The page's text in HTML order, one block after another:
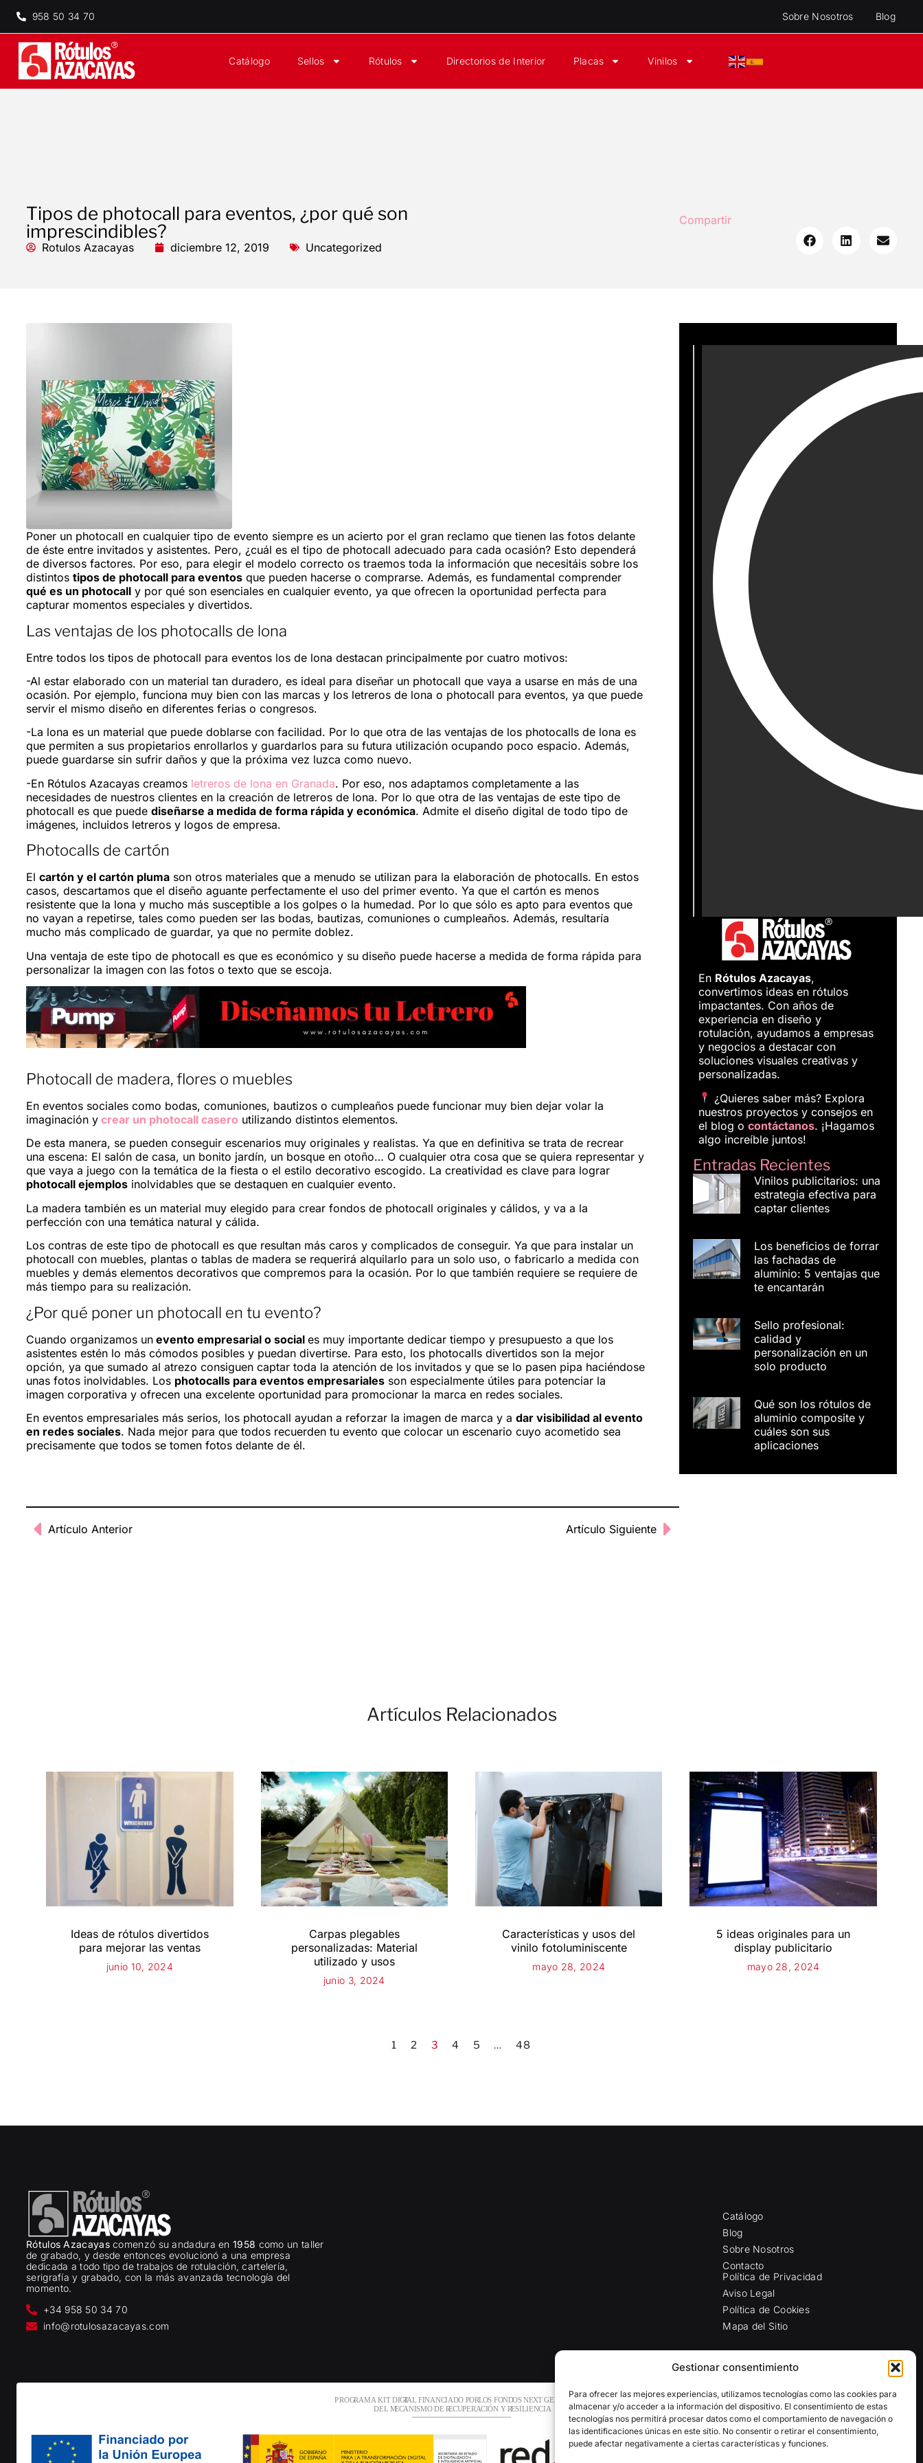
Gestionar consentimiento
Para ofrecer las mejores experiencias, utilizamos tecnologías como las cookies para
almacenar y/o acceder a la información del dispositivo. El consentimiento de estas
tecnologías nos permitirá procesar datos como el comportamiento de navegación o
las identificaciones únicas en este sitio. No consentir o retirar el consentimiento,
puede afectar negativamente a ciertas características y funciones.
Sobre Nosotros Blog
958 50 34 70
Catálogo Sellos Rótulos Directorios de Interior Placas Vinilos
Tipos de photocall para eventos, ¿por qué son
imprescindibles?
Rotulos Azacayas diciembre 12, 2019 Uncategorized
Compartir
Poner un photocall en cualquier tipo de evento siempre es un acierto por el gran reclamo que tienen las fotos delante
de éste entre invitados y asistentes. Pero, ¿cuál es el tipo de photocall adecuado para cada ocasión? Esto dependerá
de diversos factores. Por eso, para elegir el modelo correcto os traemos toda la información que necesitáis sobre los
distintos tipos de photocall para eventos que pueden hacerse o comprarse. Además, es fundamental comprender
qué es un photocall y por qué son esenciales en cualquier evento, ya que ofrecen la oportunidad perfecta para
capturar momentos especiales y divertidos.
Las ventajas de los photocalls de lona
Entre todos los tipos de photocall para eventos los de lona destacan principalmente por cuatro motivos:
-Al estar elaborado con un material tan duradero, es ideal para diseñar un photocall que vaya a usarse en más de una
ocasión. Por ejemplo, funciona muy bien con las marcas y los letreros de lona o photocall para eventos, ya que puede
servir el mismo diseño en diferentes ferias o congresos.
-La lona es un material que puede doblarse con facilidad. Por lo que otra de las ventajas de los photocalls de lona es
que permiten a sus propietarios enrollarlos y guardarlos para su futura utilización ocupando poco espacio. Además,
puede guardarse sin sufrir daños y que la próxima vez luzca como nuevo.
-En Rótulos Azacayas creamos letreros de lona en Granada. Por eso, nos adaptamos completamente a las
necesidades de nuestros clientes en la creación de letreros de lona. Por lo que otra de las ventajas de este tipo de
photocall es que puede diseñarse a medida de forma rápida y económica. Admite el diseño digital de todo tipo de
imágenes, incluidos letreros y logos de empresa.
Photocalls de cartón
El cartón y el cartón pluma son otros materiales que a menudo se utilizan para la elaboración de photocalls. En estos
casos, descartamos que el diseño aguante perfectamente el uso del primer evento. Ya que el cartón es menos
resistente que la lona y mucho más susceptible a los golpes o la humedad. Por lo que sólo es apto para eventos que
no vayan a repetirse, tales como pueden ser las bodas, bautizas, comuniones o cumpleaños. Además, resultaría
mucho más complicado de guardar, ya que no permite doblez.
Una ventaja de este tipo de photocall es que es económico y su diseño puede hacerse a medida de forma rápida para
personalizar la imagen con las fotos o texto que se escoja.
Photocall de madera, flores o muebles
En eventos sociales como bodas, comuniones, bautizos o cumpleaños puede funcionar muy bien dejar volar la
imaginación y crear un photocall casero utilizando distintos elementos.
De esta manera, se pueden conseguir escenarios muy originales y realistas. Ya que en definitiva se trata de recrear
una escena: El salón de casa, un bonito jardín, un bosque en otoño… O cualquier otra cosa que se quiera representar y
que vaya a juego con la temática de la fiesta o el estilo decorativo escogido. La creatividad es clave para lograr
photocall ejemplos inolvidables que se destaquen en cualquier evento.
La madera también es un material muy elegido para crear fondos de photocall originales y cálidos, y va a la
perfección con una temática natural y cálida.
Los contras de este tipo de photocall es que resultan más caros y complicados de conseguir. Ya que para instalar un
photocall con muebles, plantas o tablas de madera se requerirá alquilarlo para un solo uso, o fabricarlo a medida con
muebles y demás elementos decorativos que compremos para la ocasión. Por lo que también requiere se requiere de
más tiempo para su realización.
¿Por qué poner un photocall en tu evento?
Cuando organizamos un evento empresarial o social es muy importante dedicar tiempo y presupuesto a que los
asistentes estén lo más cómodos posibles y puedan divertirse. Para esto, los photocalls divertidos son la mejor
opción, ya que sumado al atrezo consiguen captar toda la atención de los invitados y que se lo pasen pipa haciéndose
unas fotos inolvidables. Los photocalls para eventos empresariales son especialmente útiles para potenciar la
imagen corporativa y ofrecen una excelente oportunidad para promocionar la marca en redes sociales.
En eventos empresariales más serios, los photocall ayudan a reforzar la imagen de marca y a dar visibilidad al evento
en redes sociales. Nada mejor para que todos recuerden tu evento que colocar un escenario cuyo acometido sea
precisamente que todos se tomen fotos delante de él.
Artículo Anterior Artículo Siguiente
En Rótulos Azacayas,
convertimos ideas en rótulos
impactantes. Con años de
experiencia en diseño y
rotulación, ayudamos a empresas
y negocios a destacar con
soluciones visuales creativas y
personalizadas.
¿Quieres saber más? Explora
nuestros proyectos y consejos en
el blog o contáctanos. ¡Hagamos
algo increíble juntos!
Entradas Recientes
Vinilos publicitarios: una
estrategia efectiva para
captar clientes
Los beneficios de forrar
las fachadas de
aluminio: 5 ventajas que
te encantarán
Sello profesional:
calidad y
personalización en un
solo producto
Qué son los rótulos de
aluminio composite y
cuáles son sus
aplicaciones
Artículos Relacionados
Ideas de rótulos divertidos
para mejorar las ventas
junio 10, 2024
Carpas plegables
personalizadas: Material
utilizado y usos
junio 3, 2024
Características y usos del
vinilo fotoluminiscente
mayo 28, 2024
5 ideas originales para un
display publicitario
mayo 28, 2024
1 2 3 4 5 … 48
Rótulos Azacayascomenzó su andadura en1958 como un taller
de grabado, y desde entonces evolucionó a una empresa
dedicada a todo tipo de trabajos de rotulación, cartelería,
serigrafía y grabado, con la más avanzada tecnología del
momento.
+34 958 50 34 70
info@rotulosazacayas.com
Catálogo
Blog
Sobre Nosotros
Contacto
Política de Privacidad
Aviso Legal
Política de Cookies
Mapa del Sitio